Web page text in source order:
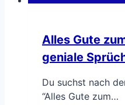
Alles Gute
geniale
Du suchst nach
“Alles Gute zum…